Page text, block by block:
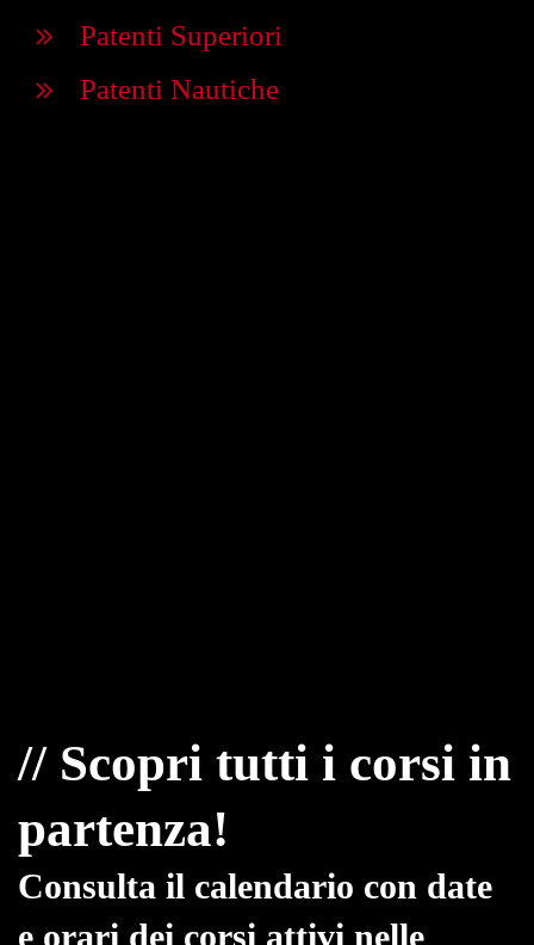
Patenti Superiori
Patenti Nautiche
// Scopri tutti i corsi in
partenza!
Consulta il calendario con date
e orari dei corsi attivi nelle